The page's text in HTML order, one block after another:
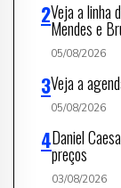
Veja a linha
Mendes e
05/08/2026
Veja a
05/08/2026
Daniel
preços
03/08/2026